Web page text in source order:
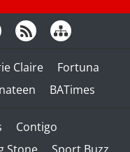
Claire
Fortuna
BATimes
Contigo